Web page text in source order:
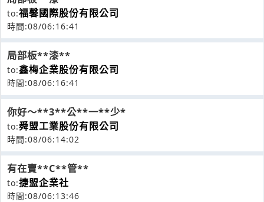
to:福馨國際股份有限公司
時間:08/06:16:41
局部板**漆**
to:鑫梅企業股份有限公司
時間:08/06:16:41
你好～**3**公**一**少*
to:舜盟工業股份有限公司
時間:08/06:14:02
有在賣**C**管**
to:捷盟企業社
時間:08/06:13:46